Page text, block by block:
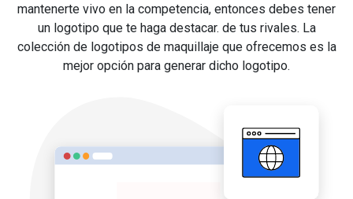
mantenerte vivo en la competencia, entonces debes tener
un logotipo que te haga destacar. de tus rivales. La
colección de logotipos de maquillaje que ofrecemos es la
mejor opción para generar dicho logotipo.